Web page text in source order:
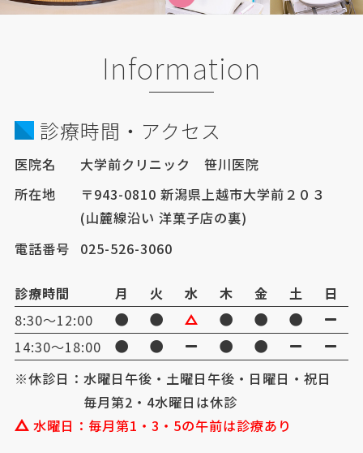
Information
診療時間・アクセス
医院名
大学前クリニック 笹川医院
所在地
〒943-0810 新潟県上越市大学前２０３
(山麓線沿い 洋菓子店の裏)
電話番号
025-526-3060
診療時間 月 火 水 木 金 土
日
8:30〜12:00
14:30〜18:00
※休診日：水曜日午後・土曜日午後・日曜日・祝日
毎月第2・4水曜日は休診
水曜日：毎月第1・3・5の午前は診療あり